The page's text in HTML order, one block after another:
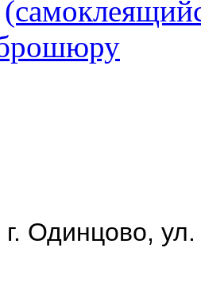
Одинцово,